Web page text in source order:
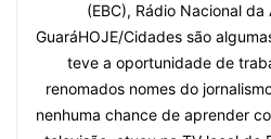
(EBC), Rádio Nacional
GuaráHOJE/Cidades são
teve a oportunidade de
renomados nomes do
nenhuma chance de aprender